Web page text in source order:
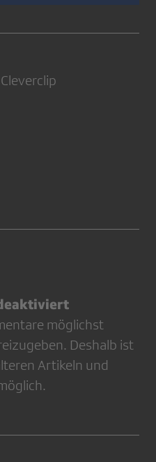
möglichst
Deshalb ist
Artikeln und